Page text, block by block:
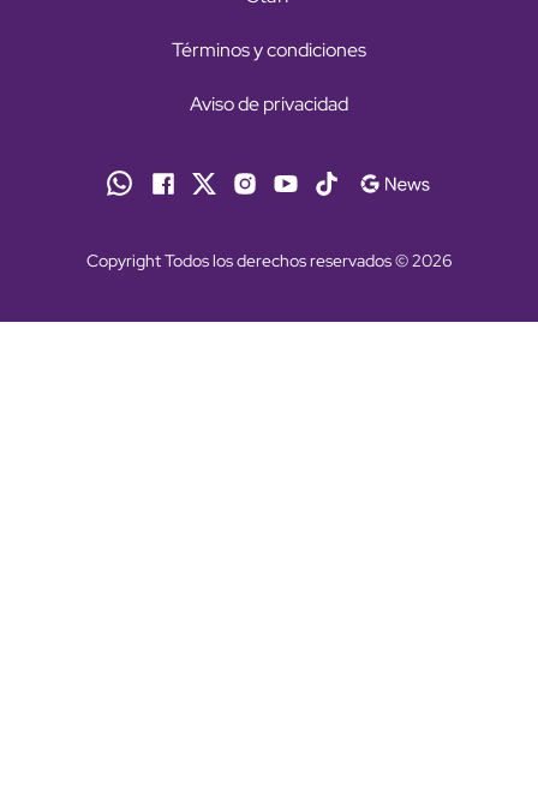
Términos y condiciones
Aviso de privacidad
Copyright Todos los derechos reservados © 2026